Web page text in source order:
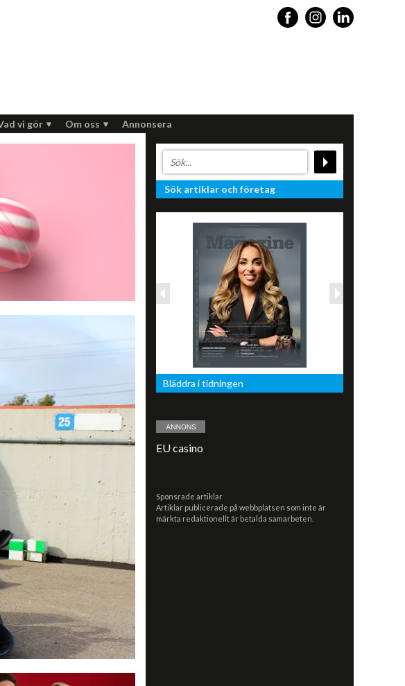
vi gör Om oss Annonsera
Sök artiklar och företag
Bläddra i tidningen
EU casino
Sponsrade artiklar
Artiklar publicerade på webbplatsen som inte är
märkta redaktionellt är betalda samarbeten.